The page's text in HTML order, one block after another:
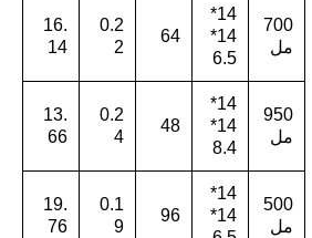
700
مل
14*
14*
6.5
64
0.2
2
16.
14
950
مل
14*
14*
8.4
48
0.2
4
13.
66
500
مل
14*
14*
96
0.1
9
19.
76